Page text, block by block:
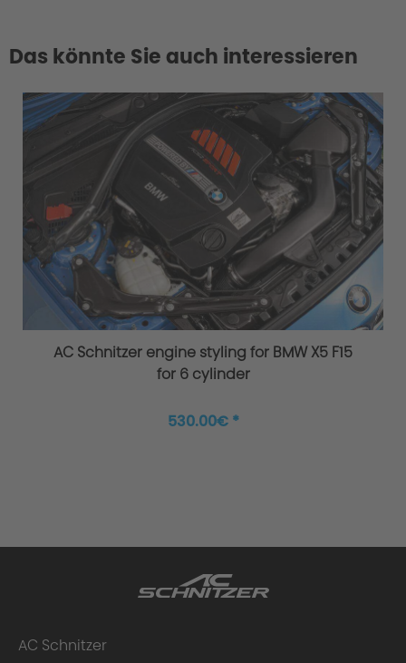
Das könnte Sie auch interessieren
AC Schnitzer engine styling for BMW X5 F15
for 6 cylinder
530.00€ *
AC Schnitzer